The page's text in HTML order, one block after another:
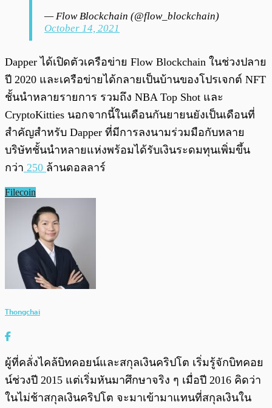
— Flow Blockchain (@flow_blockchain)
October 14, 2021
Dapper ได้เปิดตัวเครือข่าย Flow Blockchain ในช่วงปลาย
ปี 2020 และเครือข่ายได้กลายเป็นบ้านของโปรเจกต์ NFT
ชั้นนำหลายรายการ รวมถึง NBA Top Shot และ
CryptoKitties นอกจากนี้ในเดือนกันยายนยังเป็นเดือนที่
สำคัญสำหรับ Dapper ที่มีการลงนามร่วมมือกับหลาย
บริษัทชั้นนำหลายแห่งพร้อมได้รับเงินระดมทุนเพิ่มขึ้น
กว่า 250 ล้านดอลลาร์
Filecoin
Thongchai
ผู้ที่คลั่งไคล้บิทคอยน์และสกุลเงินคริปโต เริ่มรู้จักบิทคอย
น์ช่วงปี 2015 แต่เริ่มหันมาศึกษาจริง ๆ เมื่อปี 2016 คิดว่า
ในไม่ช้าสกุลเงินคริปโต จะมาเข้ามาแทนที่สกุลเงินใน